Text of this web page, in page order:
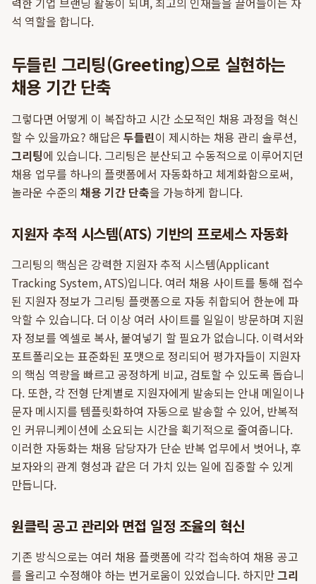
석 역할을 합니다.
두들린 그리팅(Greeting)으로 실현하는
채용 기간 단축
그렇다면 어떻게 이 복잡하고 시간 소모적인 채용 과정을 혁신
할 수 있을까요? 해답은 두들린이 제시하는 채용 관리 솔루션,
그리팅에 있습니다. 그리팅은 분산되고 수동적으로 이루어지던
채용 업무를 하나의 플랫폼에서 자동화하고 체계화함으로써,
놀라운 수준의 채용 기간 단축을 가능하게 합니다.
지원자 추적 시스템(ATS) 기반의 프로세스 자동화
그리팅의 핵심은 강력한 지원자 추적 시스템(Applicant
Tracking System, ATS)입니다. 여러 채용 사이트를 통해 접수
된 지원자 정보가 그리팅 플랫폼으로 자동 취합되어 한눈에 파
악할 수 있습니다. 더 이상 여러 사이트를 일일이 방문하며 지원
자 정보를 엑셀로 복사, 붙여넣기 할 필요가 없습니다. 이력서와
포트폴리오는 표준화된 포맷으로 정리되어 평가자들이 지원자
의 핵심 역량을 빠르고 공정하게 비교, 검토할 수 있도록 돕습니
다. 또한, 각 전형 단계별로 지원자에게 발송되는 안내 메일이나
문자 메시지를 템플릿화하여 자동으로 발송할 수 있어, 반복적
인 커뮤니케이션에 소요되는 시간을 획기적으로 줄여줍니다.
이러한 자동화는 채용 담당자가 단순 반복 업무에서 벗어나, 후
보자와의 관계 형성과 같은 더 가치 있는 일에 집중할 수 있게
만듭니다.
원클릭 공고 관리와 면접 일정 조율의 혁신
기존 방식으로는 여러 채용 플랫폼에 각각 접속하여 채용 공고
를 올리고 수정해야 하는 번거로움이 있었습니다. 하지만그리